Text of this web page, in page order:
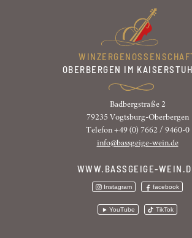
OBERBERGEN IM
Badbergstraße 2
79235 Vogtsburg-Oberbergen
Telefon +49 (0) 7662 / 9460-0
info@bassgeige-wein.de
WWW.BASSGEIGE-
Instagram facebook
YouTube TikTok